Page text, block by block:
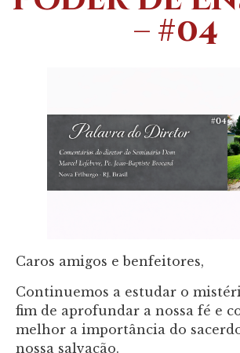
– #04
Caros amigos e benfeitores,
Continuemos a estudar o
fim de aprofundar a nossa fé e
melhor a importância do
nossa salvação.